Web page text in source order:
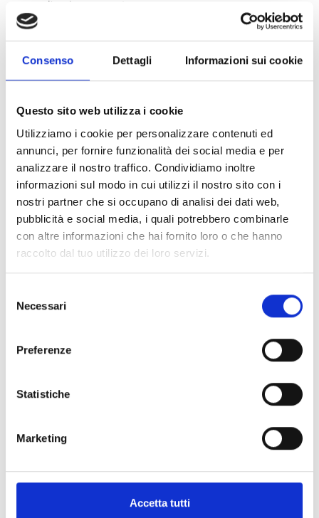
Consenso Dettagli Informazioni sui cookie
Questo sito web utilizza i cookie
Utilizziamo i cookie per personalizzare contenuti ed
annunci, per fornire funzionalità dei social media e per
analizzare il nostro traffico. Condividiamo inoltre
informazioni sul modo in cui utilizzi il nostro sito con i
nostri partner che si occupano di analisi dei dati web,
pubblicità e social media, i quali potrebbero combinarle
con altre informazioni che hai fornito loro o che hanno
raccolto dal tuo utilizzo dei loro servizi.
delNecessari
Preferenze
Statistiche
Marketing
Accetta tutti
l’environnement.
Plongez plus profondément dans notre
l’article complet de Largo Consumo ci-
durables et les solutions d’emballage innovantes
de BOTTA EcoPackaging, rendez-vous sur
www.botta.it/en /
ecopack@botta.it.